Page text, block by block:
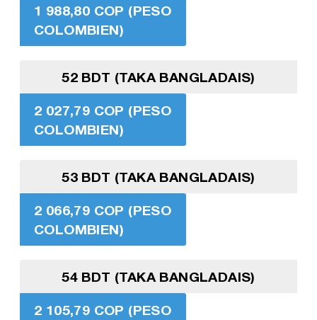
1 988,80 COP (PESO
COLOMBIEN)
52 BDT (TAKA BANGLADAIS)
2 027,79 COP (PESO
COLOMBIEN)
53 BDT (TAKA BANGLADAIS)
2 066,79 COP (PESO
COLOMBIEN)
54 BDT (TAKA BANGLADAIS)
2 105,79 COP (PESO